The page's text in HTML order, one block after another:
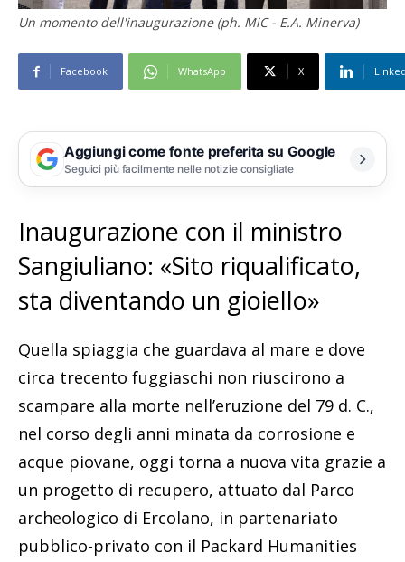
Un momento dell'inaugurazione (ph. MiC - E.A. Minerva)
Facebook WhatsApp X
Aggiungi come fonte preferita su Google
Seguici più facilmente nelle notizie consigliate
Inaugurazione con il ministro
Sangiuliano: «Sito riqualificato,
sta diventando un gioiello»
Quella spiaggia che guardava al mare e dove
circa trecento fuggiaschi non riuscirono a
scampare alla morte nell’eruzione del 79 d. C.,
nel corso degli anni minata da corrosione e
acque piovane, oggi torna a nuova vita grazie a
un progetto di recupero, attuato dal Parco
archeologico di Ercolano, in partenariato
pubblico-privato con il Packard Humanities